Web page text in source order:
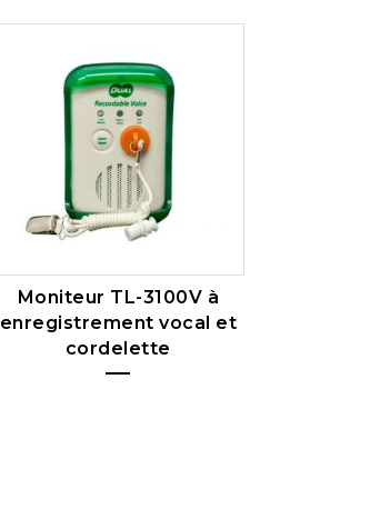
Moniteur TL-3100V à
enregistrement vocal et
cordelette